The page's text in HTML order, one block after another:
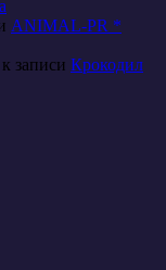
ANIMAL-PR *
к записи Крокодил